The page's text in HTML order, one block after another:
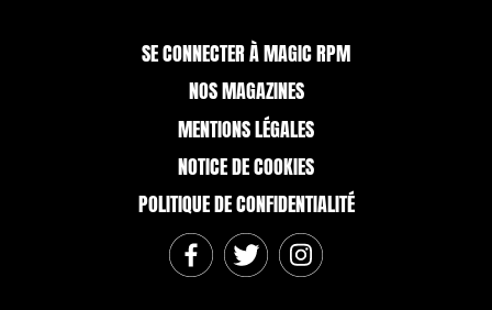
SE CONNECTER À MAGIC RPM
NOS MAGAZINES
MENTIONS LÉGALES
NOTICE DE COOKIES
POLITIQUE DE CONFIDENTIALITÉ